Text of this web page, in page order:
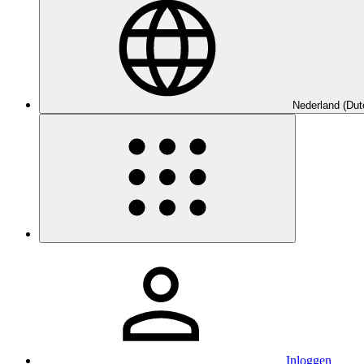
Nederland
Inloggen